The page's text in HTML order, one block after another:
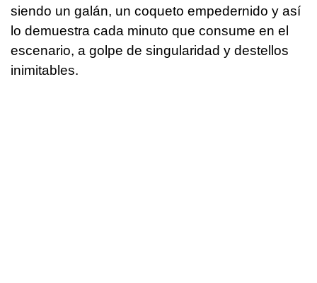
siendo un galán, un coqueto empedernido y así
lo demuestra cada minuto que consume en el
escenario, a golpe de singularidad y destellos
inimitables.